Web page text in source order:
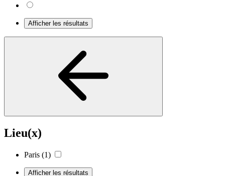
Afficher les résultats
Lieu(x)
Paris (1)
Afficher les résultats